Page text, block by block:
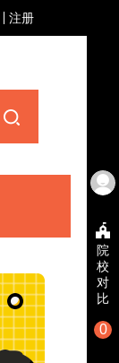
注册
院
校
对
比
0